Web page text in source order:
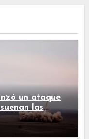
un ataque
las